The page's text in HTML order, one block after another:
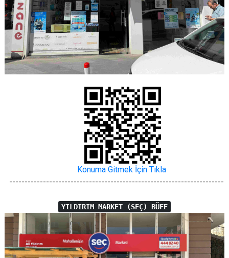
Konuma Gitmek İçin Tıkla
----------------------------------------------------------------------
YILDIRIM MARKET (SEÇ) BÜFE